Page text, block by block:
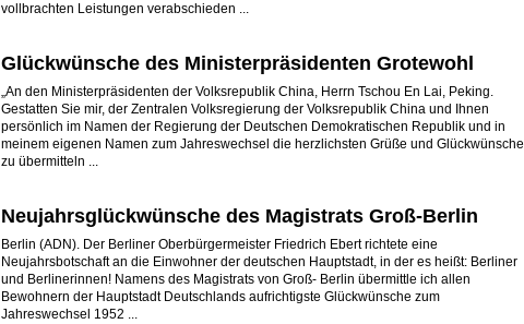
vollbrachten Leistungen verabschieden ...
Glückwünsche des Ministerpräsidenten Grotewohl
„An den Ministerpräsidenten der Volksrepublik China, Herrn Tschou En Lai, Peking.
Gestatten Sie mir, der Zentralen Volksregierung der Volksrepublik China und Ihnen
persönlich im Namen der Regierung der Deutschen Demokratischen Republik und in
meinem eigenen Namen zum Jahreswechsel die herzlichsten Grüße und Glückwünsche
zu übermitteln ...
Neujahrsglückwünsche des Magistrats Groß-Berlin
Berlin (ADN). Der Berliner Oberbürgermeister Friedrich Ebert richtete eine
Neujahrsbotschaft an die Einwohner der deutschen Hauptstadt, in der es heißt: Berliner
und Berlinerinnen! Namens des Magistrats von Groß- Berlin übermittle ich allen
Bewohnern der Hauptstadt Deutschlands aufrichtigste Glückwünsche zum
Jahreswechsel 1952 ...